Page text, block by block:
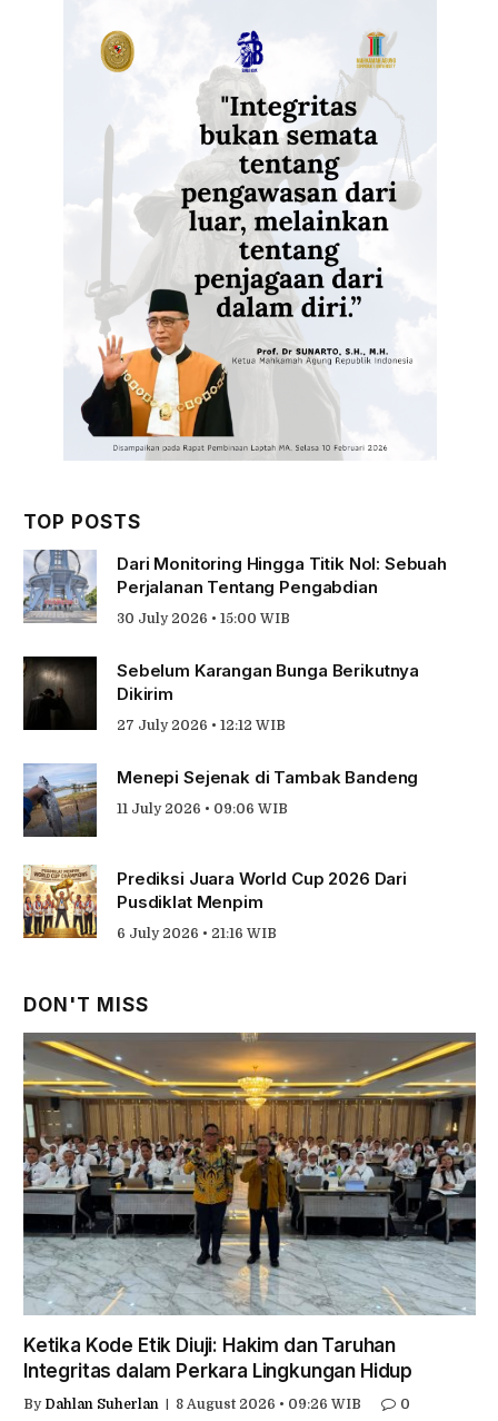
TOP POSTS
Dari Monitoring Hingga Titik Nol: Sebuah
Perjalanan Tentang Pengabdian
30 July 2026 • 15:00 WIB
Sebelum Karangan Bunga Berikutnya
Dikirim
27 July 2026 • 12:12 WIB
Menepi Sejenak di Tambak Bandeng
11 July 2026 • 09:06 WIB
Prediksi Juara World Cup 2026 Dari
Pusdiklat Menpim
6 July 2026 • 21:16 WIB
DON'T MISS
Ketika Kode Etik Diuji: Hakim dan Taruhan
Integritas dalam Perkara Lingkungan Hidup
By Dahlan Suherlan 8 August 2026 • 09:26 WIB 0